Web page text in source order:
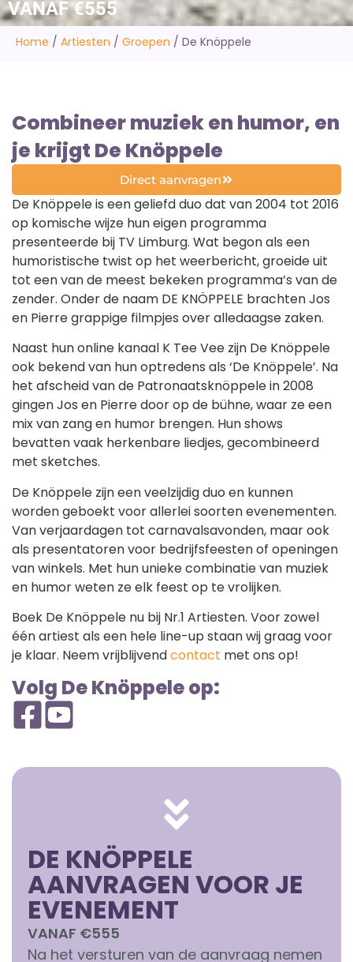
VANAF €555
Home / Artiesten / Groepen / De Knöppele
Combineer muziek en humor, en
je krijgt De Knöppele
Direct aanvragen
De Knöppele is een geliefd duo dat van 2004 tot 2016
op komische wijze hun eigen programma
presenteerde bij TV Limburg. Wat begon als een
humoristische twist op het weerbericht, groeide uit
tot een van de meest bekeken programma’s van de
zender. Onder de naam DE KNÖPPELE brachten Jos
en Pierre grappige filmpjes over alledaagse zaken.
Naast hun online kanaal K Tee Vee zijn De Knöppele
ook bekend van hun optredens als ‘De Knöppele’. Na
het afscheid van de Patronaatsknöppele in 2008
gingen Jos en Pierre door op de bühne, waar ze een
mix van zang en humor brengen. Hun shows
bevatten vaak herkenbare liedjes, gecombineerd
met sketches.
De Knöppele zijn een veelzijdig duo en kunnen
worden geboekt voor allerlei soorten evenementen.
Van verjaardagen tot carnavalsavonden, maar ook
als presentatoren voor bedrijfsfeesten of openingen
van winkels. Met hun unieke combinatie van muziek
en humor weten ze elk feest op te vrolijken.
Boek De Knöppele nu bij Nr.1 Artiesten. Voor zowel
één artiest als een hele line-up staan wij graag voor
je klaar. Neem vrijblijvendcontact met ons op!
Volg De Knöppele op:
DE KNÖPPELE
AANVRAGEN VOOR JE
EVENEMENT
VANAF €555
Na het versturen van de aanvraag nemen